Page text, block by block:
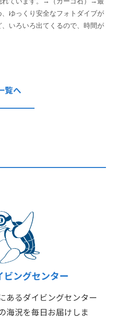
ゆっくり安全なフォトダイブが
いろいろ出てくるので、時間が
覧へ
ビングセンター
あるダイビングセンター
海況を毎日お届けしま